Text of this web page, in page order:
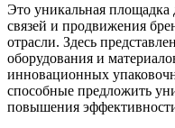
Это уникальная площадка
связей и продвижения
отрасли. Здесь
оборудования и
инновационных
способные предложить
повышения